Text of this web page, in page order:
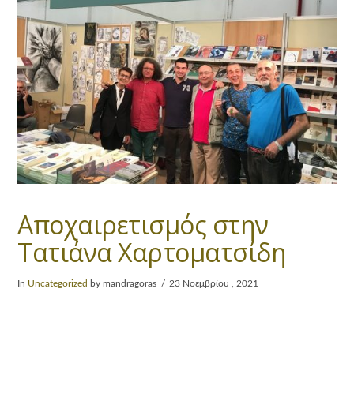
Αποχαιρετισμός στην
Τατιάνα Χαρτοματσίδη
In Uncategorized by mandragoras 23 Νοεμβρίου , 2021